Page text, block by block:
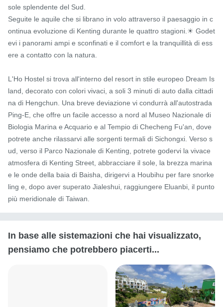
sole splendente del Sud.
Seguite le aquile che si librano in volo attraverso il paesaggio in c
ontinua evoluzione di Kenting durante le quattro stagioni.☀ Godet
evi i panorami ampi e sconfinati e il comfort e la tranquillità di ess
ere a contatto con la natura.
L'Ho Hostel si trova all'interno del resort in stile europeo Dream Is
land, decorato con colori vivaci, a soli 3 minuti di auto dalla cittadi
na di Hengchun. Una breve deviazione vi condurrà all'autostrada
Ping-E, che offre un facile accesso a nord al Museo Nazionale di
Biologia Marina e Acquario e al Tempio di Checheng Fu'an, dove
potrete anche rilassarvi alle sorgenti termali di Sichongxi. Verso s
ud, verso il Parco Nazionale di Kenting, potrete godervi la vivace
atmosfera di Kenting Street, abbracciare il sole, la brezza marina
e le onde della baia di Baisha, dirigervi a Houbihu per fare snorke
ling e, dopo aver superato Jialeshui, raggiungere Eluanbi, il punto
più meridionale di Taiwan.
In base alle sistemazioni che hai visualizzato,
pensiamo che potrebbero piacerti...